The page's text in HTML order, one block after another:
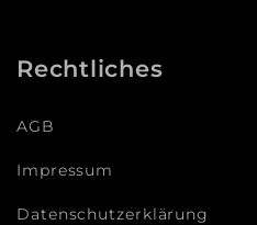
Rechtliches
AGB
Impressum
Datenschutzerklärung